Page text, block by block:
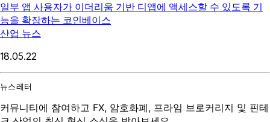
일부 앱 사용자가 이더리움 기반 디앱에 액세스할 수 있도록 기
능을 확장하는 코인베이스
산업 뉴스
18.05.22
뉴스레터
커뮤니티에 참여하고 FX, 암호화폐, 프라임 브로커리지 및 핀테